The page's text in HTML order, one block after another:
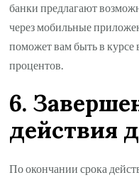
банки предлагают
через мобильные
поможет вам быть в
процентов.
6.
действия
По окончании срока